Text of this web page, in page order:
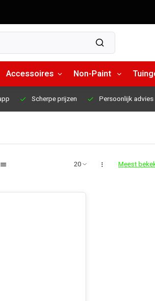
Accessoires Non-Paint
Scherpe prijzen Persoonlijk advies
Meest